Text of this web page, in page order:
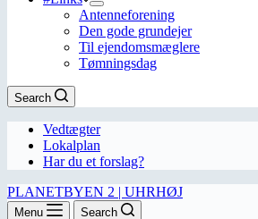
Antenneforening
Den gode grundejer
Til ejendomsmæglere
Tømningsdag
Search
Vedtægter
Lokalplan
Har du et forslag?
PLANETBYEN 2 | UHRHØJ
Menu Search